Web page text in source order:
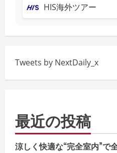
HIS海外ツアー
Tweets by NextDaily_x
最近の投稿
涼しく快適な“完全室内”で